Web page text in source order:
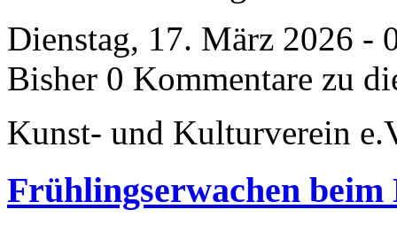
Dienstag, 17. März 2026 -
Bisher 0 Kommentare zu
Kunst- und Kulturverein
Frühlingserwachen